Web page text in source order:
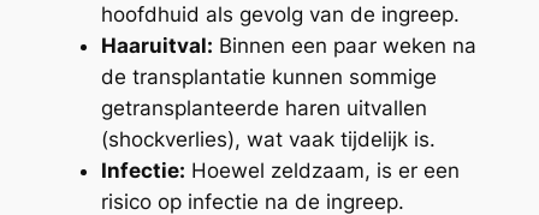
hoofdhuid als gevolg van de ingreep.
Haaruitval: Binnen een paar weken na
de transplantatie kunnen sommige
getransplanteerde haren uitvallen
(shockverlies), wat vaak tijdelijk is.
Infectie: Hoewel zeldzaam, is er een
risico op infectie na de ingreep.